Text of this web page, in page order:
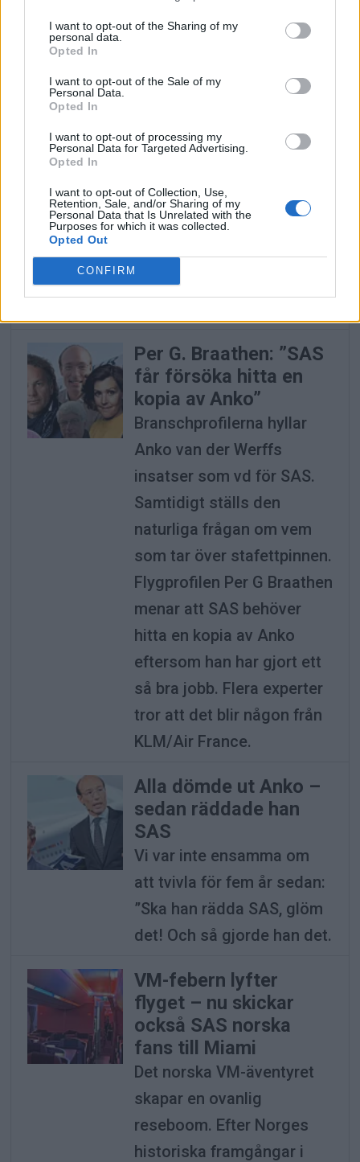
I want to opt-out of the Sharing of my
personal data.
Opted In
I want to opt-out of the Sale of my
Personal Data.
Opted In
I want to opt-out of processing my
Personal Data for Targeted Advertising.
Opted In
I want to opt-out of Collection, Use,
Retention, Sale, and/or Sharing of my
Personal Data that Is Unrelated with the
Purposes for which it was collected.
Opted Out
CONFIRM
Flygbranschens lobbyister
USA rasar.
Budstrid om Easyjet –
SAS-räddarna gör upp
Två amerikanska
investmentbolag budar på
Easyjet. Båda har varit med
om att rädda och tjäna
Per G. Braathen: ”SAS
får försöka hitta en
kopia av Anko”
Branschprofilerna hyllar
Anko van der Werffs
insatser som vd för SAS.
Samtidigt ställs den
naturliga frågan om vem
som tar över stafettpinnen.
Flygprofilen Per G Braathen
menar att SAS behöver
hitta en kopia av Anko
eftersom han har gjort ett
så bra jobb. Flera experter
tror att det blir någon från
KLM/Air France.
Alla dömde ut Anko –
sedan räddade han
SAS
Vi var inte ensamma om
att tvivla för fem år sedan:
”Ska han rädda SAS, glöm
det! Och så gjorde han det.
VM-febern lyfter
flyget – nu skickar
också SAS norska
fans till Miami
Det norska VM-äventyret
skapar en ovanlig
reseboom. Efter Norges
historiska framgångar i